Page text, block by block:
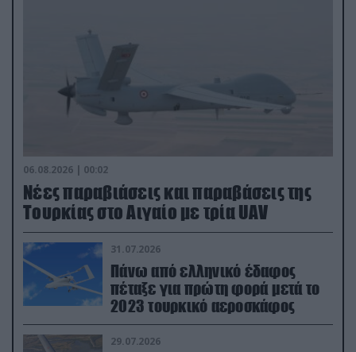
06.08.2026 | 00:02
Νέες παραβιάσεις και παραβάσεις της
Τουρκίας στο Αιγαίο με τρία UAV
31.07.2026
Πάνω από ελληνικό έδαφος
πέταξε για πρώτη φορά μετά το
2023 τουρκικό αεροσκάφος
29.07.2026